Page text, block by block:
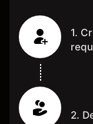
1.
2.